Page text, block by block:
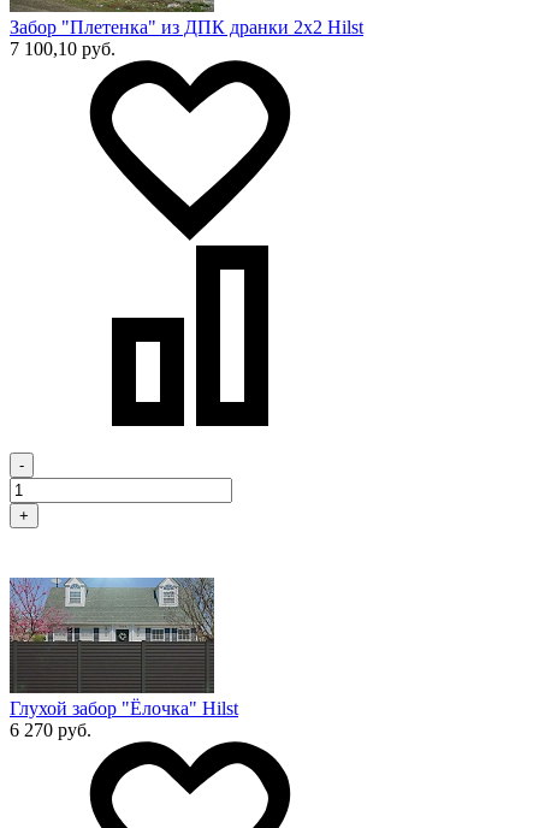
Забор "Плетенка" из ДПК дранки 2х2 Hilst
7 100,10 руб.
-
+
Глухой забор "Ёлочка" Hilst
6 270 руб.